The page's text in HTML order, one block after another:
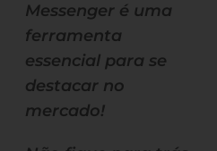
Messenger é uma
ferramenta
essencial para se
destacar no
mercado!